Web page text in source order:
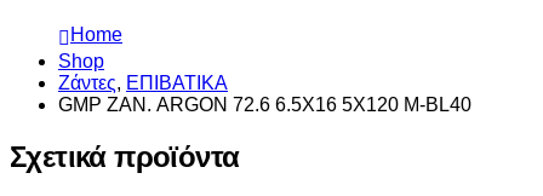
Home
Shop
Ζάντες, ΕΠΙΒΑΤΙΚΑ
GMP ΖΑΝ. ARGON 72.6 6.5Χ16 5Χ120 Μ-BL40
Σχετικά προϊόντα